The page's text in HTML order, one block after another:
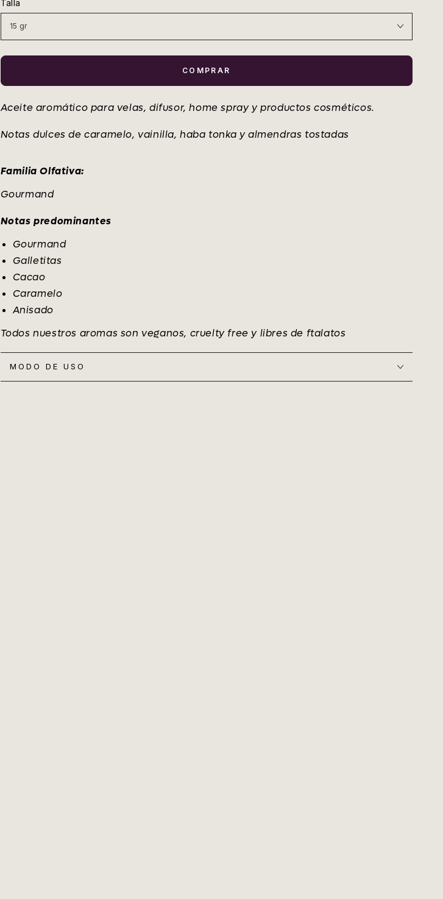
Talla
COMPRAR
Aceite aromático para velas, difusor, home spray y productos cosméticos.
Notas dulces de caramelo, vainilla, haba tonka y almendras tostadas
Familia Olfativa:
Gourmand
Notas predominantes
Gourmand
Galletitas
Cacao
Caramelo
Anisado
Todos nuestros aromas son veganos, cruelty free y libres de ftalatos
MODO DE USO